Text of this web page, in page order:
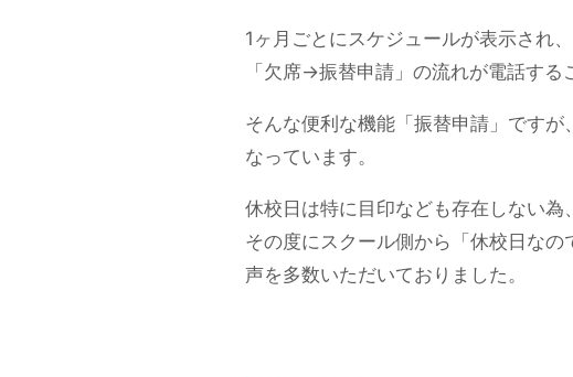
1ヶ月ごとにスケジュールが表示され
「欠席→振替申請」の流れが電話する
そんな便利な機能「振替申請」です
なっています。
休校日は特に目印なども存在しない
その度にスクール側から「休校日な
声を多数いただいておりました。